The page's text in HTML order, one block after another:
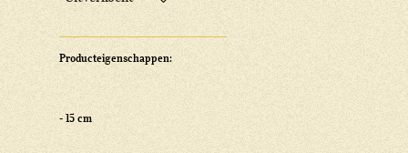
Producteigenschappen:
- 15 cm